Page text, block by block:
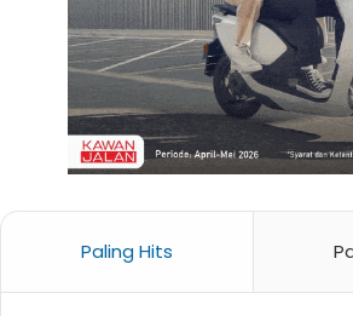
Paling Hits